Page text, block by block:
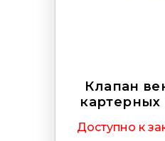
Клапан
картерных
Доступно к